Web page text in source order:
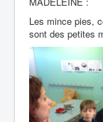
Les mince pies,
sont des petites